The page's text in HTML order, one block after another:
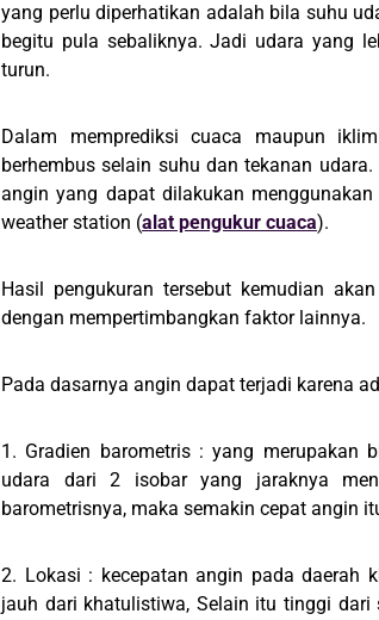
yang perlu diperhatikan adalah bila suhu
begitu pula sebaliknya. Jadi udara yang
turun.
Dalam memprediksi cuaca maupun
berhembus selain suhu dan tekanan
angin yang dapat dilakukan
weather station (alat pengukur cuaca).
Hasil pengukuran tersebut kemudian
dengan mempertimbangkan faktor lainnya.
Pada dasarnya angin dapat terjadi karena
1. Gradien barometris : yang merupakan
udara dari 2 isobar yang jaraknya
barometrisnya, maka semakin cepat angin
2. Lokasi : kecepatan angin pada daerah
jauh dari khatulistiwa, Selain itu tinggi